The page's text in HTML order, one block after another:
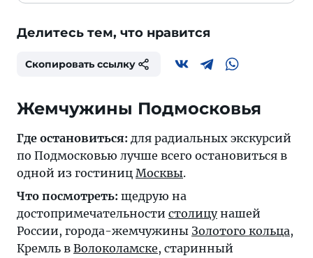
Делитесь тем, что нравится
Скопировать ссылку
Жемчужины Подмосковья
Где остановиться: для радиальных экскурсий
по Подмосковью лучше всего остановиться в
одной из гостиниц Москвы.
Что посмотреть: щедрую на
достопримечательности столицунашей
России, города-жемчужины Золотого кольца,
Кремль в Волоколамске, старинный